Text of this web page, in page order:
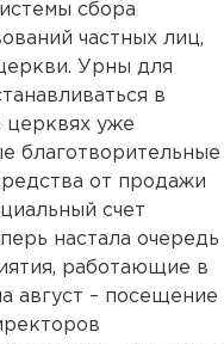
сбора
частных лиц,
Урны для
в
церквях уже
благотворительные
от продажи
счет
настала очередь
работающие в
август – посещение